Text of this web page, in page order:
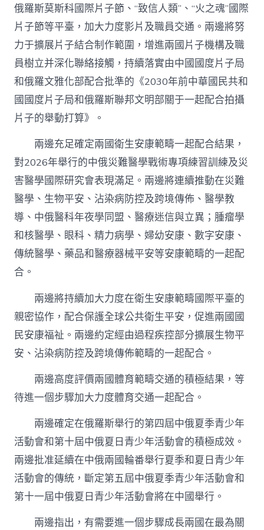
俄羅斯莫斯科國際片子節、“致信人類”、“火之魂”國際
片子節等平臺，加大力度影片及職員交通。兩邊將努
力于擴展片子結合制作範圍，增進兩國片子機構及職
員樹立并深化聯絡接觸，持續落實由中國國度片子局
和俄羅文雅化部配合批準的《2030年前中華國民共和
國國度片子局和俄羅斯聯邦文明部關于一起配合拍攝
片子的舉動打算》。
兩邊充足確定兩國衛生安康範疇一起配合結果，
對2026年舉行的中俄災難醫學戰術專項練習訓練及災
害醫學國際研究會表現滿足。兩邊將連續推動在災難
醫學、生物平安、沾染病防控及跨境傳佈、醫學教
導、中俄醫科年夜學同盟、醫療迷信與立異；腫瘤學
和核醫學、眼科、精力病學、婦幼安康、數字安康、
傳統醫學、藥品和醫療器械平安等安康範疇的一起配
合。
兩邊將持續加大力度在衛生安康範疇國際平臺的
親密協作，配合保護全球公共衛生平安，促進兩國國
民安康福祉。兩邊約定經由過程疾控部分擴展生物平
安、沾染病防控及跨境傳佈範疇的一起配合。
兩邊高度評價兩國體育範疇交通的積極結果，等
待進一個步驟加大力度體育交通一起配合。
兩邊確定在俄羅斯舉行的第四屆中俄夏季青少年
活動會和第十屆中俄夏日青少年活動會的積極成效。
兩邊批准延續在中俄兩國輪番舉行夏季和夏日青少年
活動會的傳統，斷定第五屆中俄夏季青少年活動會和
第十一屆中俄夏日青少年活動會將在中國舉行。
兩邊指出，有需要進一個步驟成長兩國在最為關